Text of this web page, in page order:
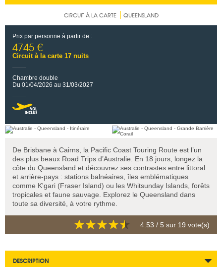
CIRCUIT À LA CARTE QUEENSLAND
Prix par personne à partir de :
4745 €
Circuit à la carte 17 nuits
Chambre double
Du 01/04/2026 au 31/03/2027
De Brisbane à Cairns, la Pacific Coast Touring Route est l’un
des plus beaux Road Trips d’Australie. En 18 jours, longez la
côte du Queensland et découvrez ses contrastes entre littoral
et arrière-pays : stations balnéaires, îles emblématiques
comme K'gari (Fraser Island) ou les Whitsunday Islands, forêts
tropicales et faune sauvage. Explorez le Queensland dans
toute sa diversité, à votre rythme.
4.53 / 5 sur 19 vote(s)
DESCRIPTION